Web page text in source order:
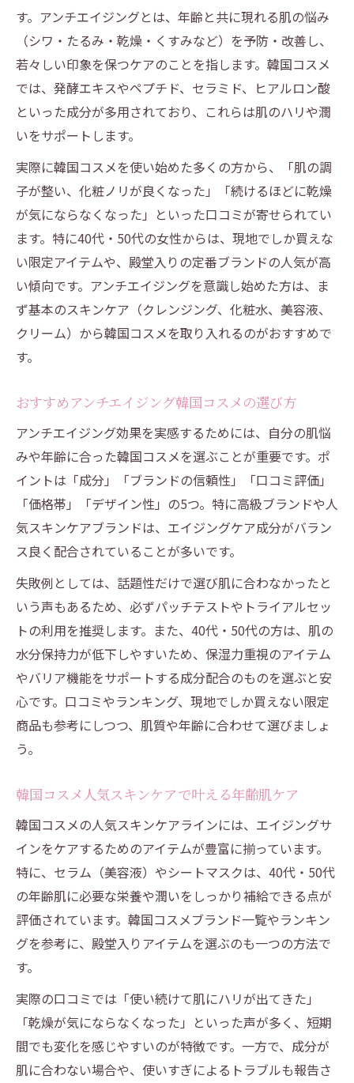
す。アンチエイジングとは、年齢と共に現れる肌の悩み
（シワ・たるみ・乾燥・くすみなど）を予防・改善し、
若々しい印象を保つケアのことを指します。韓国コスメ
では、発酵エキスやペプチド、セラミド、ヒアルロン酸
といった成分が多用されており、これらは肌のハリや潤
いをサポートします。
実際に韓国コスメを使い始めた多くの方から、「肌の調
子が整い、化粧ノリが良くなった」「続けるほどに乾燥
が気にならなくなった」といった口コミが寄せられてい
ます。特に40代・50代の女性からは、現地でしか買えな
い限定アイテムや、殿堂入りの定番ブランドの人気が高
い傾向です。アンチエイジングを意識し始めた方は、ま
ず基本のスキンケア（クレンジング、化粧水、美容液、
クリーム）から韓国コスメを取り入れるのがおすすめで
す。
おすすめアンチエイジング韓国コスメの選び方
アンチエイジング効果を実感するためには、自分の肌悩
みや年齢に合った韓国コスメを選ぶことが重要です。ポ
イントは「成分」「ブランドの信頼性」「口コミ評価」
「価格帯」「デザイン性」の5つ。特に高級ブランドや人
気スキンケアブランドは、エイジングケア成分がバラン
ス良く配合されていることが多いです。
失敗例としては、話題性だけで選び肌に合わなかったと
いう声もあるため、必ずパッチテストやトライアルセッ
トの利用を推奨します。また、40代・50代の方は、肌の
水分保持力が低下しやすいため、保湿力重視のアイテム
やバリア機能をサポートする成分配合のものを選ぶと安
心です。口コミやランキング、現地でしか買えない限定
商品も参考にしつつ、肌質や年齢に合わせて選びましょ
う。
韓国コスメ人気スキンケアで叶える年齢肌ケア
韓国コスメの人気スキンケアラインには、エイジングサ
インをケアするためのアイテムが豊富に揃っています。
特に、セラム（美容液）やシートマスクは、40代・50代
の年齢肌に必要な栄養や潤いをしっかり補給できる点が
評価されています。韓国コスメブランド一覧やランキン
グを参考に、殿堂入りアイテムを選ぶのも一つの方法で
す。
実際の口コミでは「使い続けて肌にハリが出てきた」
「乾燥が気にならなくなった」といった声が多く、短期
間でも変化を感じやすいのが特徴です。一方で、成分が
肌に合わない場合や、使いすぎによるトラブルも報告さ